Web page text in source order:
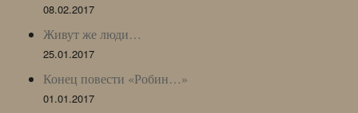
08.02.2017
Живут же люди…
25.01.2017
Конец повести «Робин…»
01.01.2017